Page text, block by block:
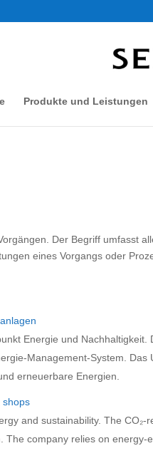
Produkte und Leistungen
Der Begriff umfasst
eines Vorgangs oder
Energie und Nachhaltigkeit.
Management-System.
erneuerbare Energien.
shops
and sustainability. The CO₂-
company relies on energy-